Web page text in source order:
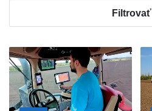
Filtrovať